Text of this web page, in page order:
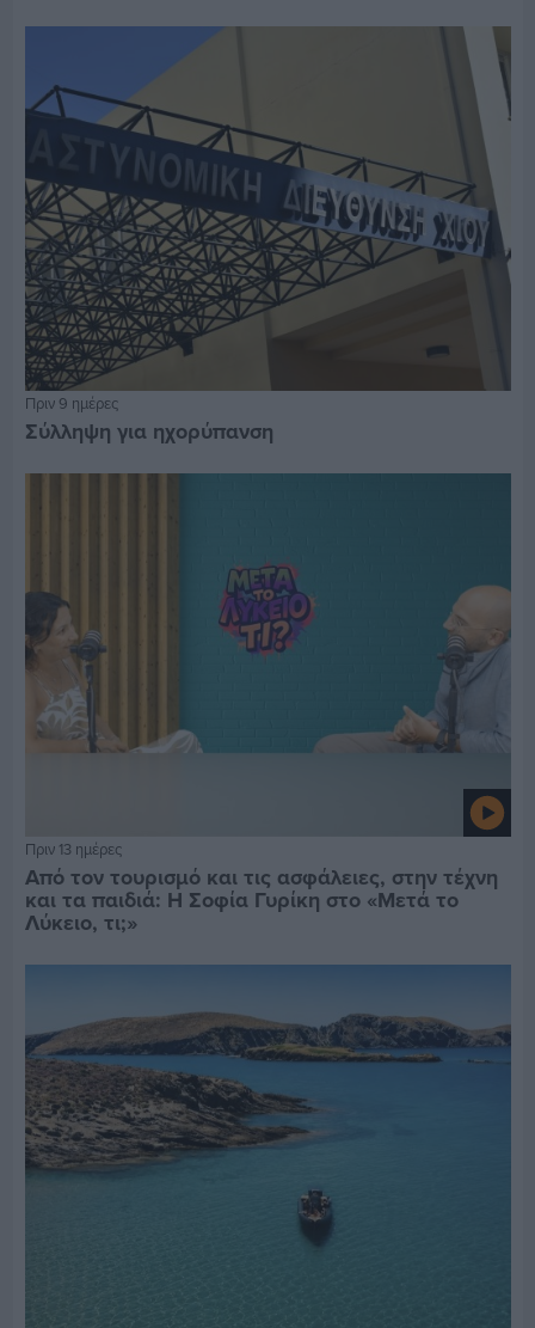
Πριν 9 ημέρες
Σύλληψη για ηχορύπανση
Πριν 13 ημέρες
Από τον τουρισμό και τις ασφάλειες, στην τέχνη
και τα παιδιά: Η Σοφία Γυρίκη στο «Μετά το
Λύκειο, τι;»